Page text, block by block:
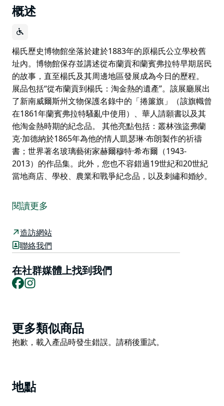
概述
楊氏歷史博物館坐落於建於1883年的原楊氏公立學校舊
址內。博物館保存並講述從布蘭貢和蘭賓弗拉特早期居民
的故事，直至楊氏及其周邊地區發展成為今日的歷程。
展品包括“從布蘭貢到楊氏：淘金熱的遺產”。該展廳展出
了新南威爾斯州文物保護名錄中的「捲簾旗」（該旗幟曾
在1861年蘭賓弗拉特騷亂中使用）、華人請願書以及其
他淘金熱時期的紀念品。 其他亮點包括：叢林強盜弗蘭
克·加德納於1865年為他的情人凱瑟琳·布朗製作的祈禱
書；世界著名玻璃藝術家赫爾穆特·希布爾（1943-
2013）的作品集。此外，您也不容錯過19世紀和20世紀
當地商店、學校、農業和戰爭紀念品，以及刺繡和婚紗。
址內。博物館保存並講述從布蘭貢和蘭賓弗拉特早期居民
的故事，直至楊氏及其周邊地區發展成為今日的歷程。
展品包括“從布蘭貢到楊氏：淘金熱的遺產”。該展廳展出
了新南威爾斯州文物保護名錄中的「捲簾旗」（該旗幟曾
在1861年蘭賓弗拉特騷亂中使用）、華人請願書以及其
他淘金熱時期的紀念品。
其他亮點包括：叢林強盜弗蘭克·加德納於1865年為他的
容錯過19世紀和20世紀當地商店、學校、農業和戰爭紀
念品，以及刺繡和婚紗。
閱讀更多
造訪網站
聯絡我們
在社群媒體上找到我們
Facebook
Product
List
更多類似商品
Product
抱歉，載入產品時發生錯誤。請稍後重試。
地點